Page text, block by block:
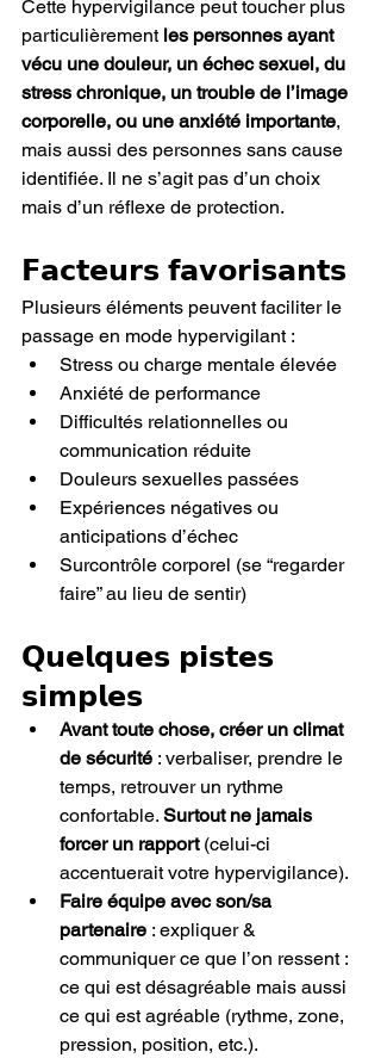
Cette hypervigilance peut toucher plus
particulièrement les personnes ayant
vécu une douleur, un échec sexuel, du
stress chronique, un trouble de l’image
corporelle, ou une anxiété importante,
mais aussi des personnes sans cause
identifiée. Il ne s’agit pas d’un choix
mais d’un réflexe de protection.
𝗙𝗮𝗰𝘁𝗲𝘂𝗿𝘀 𝗳𝗮𝘃𝗼𝗿𝗶𝘀𝗮𝗻𝘁𝘀
Plusieurs éléments peuvent faciliter le
passage en mode hypervigilant :
Stress ou charge mentale élevée
Anxiété de performance
Difficultés relationnelles ou
communication réduite
Douleurs sexuelles passées
Expériences négatives ou
anticipations d’échec
Surcontrôle corporel (se “regarder
faire” au lieu de sentir)
𝗤𝘂𝗲𝗹𝗾𝘂𝗲𝘀 𝗽𝗶𝘀𝘁𝗲𝘀
𝘀𝗶𝗺𝗽𝗹𝗲𝘀
Avant toute chose, créer un climat
de sécurité : verbaliser, prendre le
temps, retrouver un rythme
confortable. Surtout ne jamais
forcer un rapport (celui-ci
accentuerait votre hypervigilance).
Faire équipe avec son/sa
partenaire : expliquer &
communiquer ce que l’on ressent :
ce qui est désagréable mais aussi
ce qui est agréable (rythme, zone,
pression, position, etc.).